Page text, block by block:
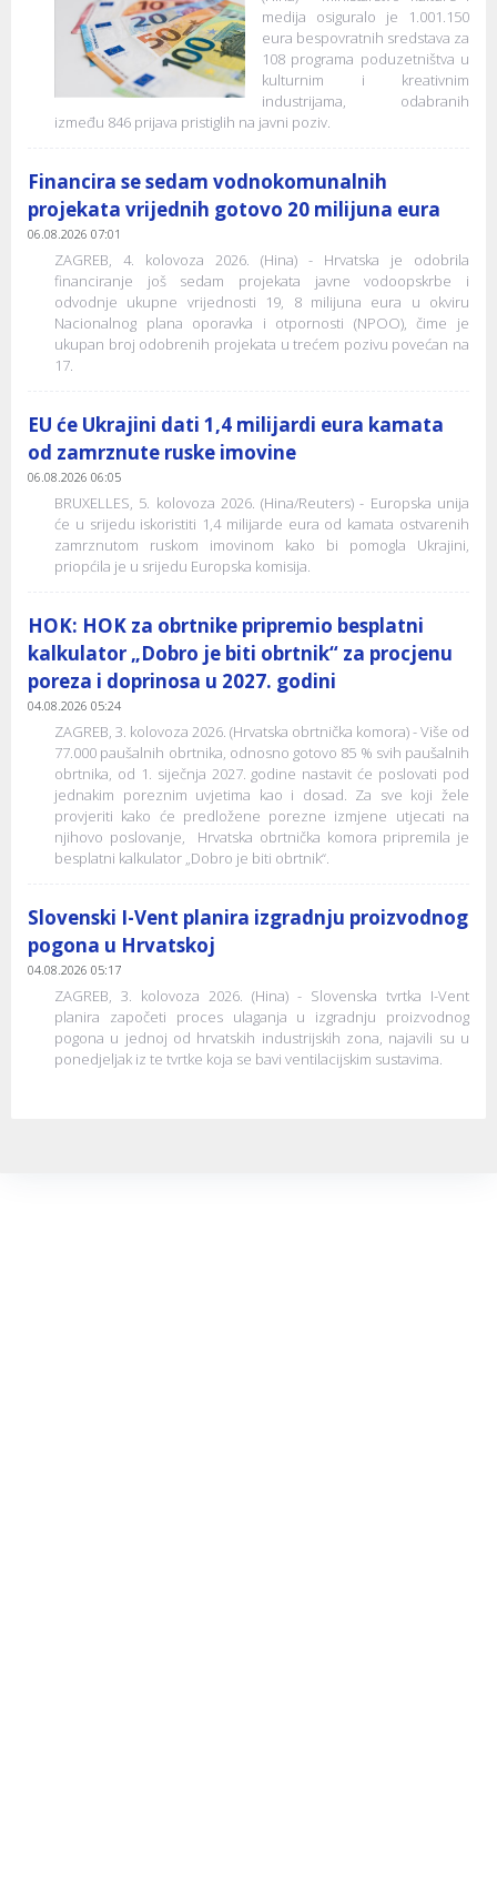
medija osiguralo je 1.001.150
eura bespovratnih sredstava za
108 programa poduzetništva u
kulturnim i kreativnim
industrijama, odabranih
između 846 prijava pristiglih na javni poziv.
Financira se sedam vodnokomunalnih
projekata vrijednih gotovo 20 milijuna eura
06.08.2026 07:01
ZAGREB, 4. kolovoza 2026. (Hina) - Hrvatska je odobrila
financiranje još sedam projekata javne vodoopskrbe i
odvodnje ukupne vrijednosti 19, 8 milijuna eura u okviru
Nacionalnog plana oporavka i otpornosti (NPOO), čime je
ukupan broj odobrenih projekata u trećem pozivu povećan na
17.
EU će Ukrajini dati 1,4 milijardi eura kamata
od zamrznute ruske imovine
06.08.2026 06:05
BRUXELLES, 5. kolovoza 2026. (Hina/Reuters) - Europska unija
će u srijedu iskoristiti 1,4 milijarde eura od kamata ostvarenih
zamrznutom ruskom imovinom kako bi pomogla Ukrajini,
priopćila je u srijedu Europska komisija.
HOK: HOK za obrtnike pripremio besplatni
kalkulator „Dobro je biti obrtnik“ za procjenu
poreza i doprinosa u 2027. godini
04.08.2026 05:24
ZAGREB, 3. kolovoza 2026. (Hrvatska obrtnička komora) - Više od
77.000 paušalnih obrtnika, odnosno gotovo 85 % svih paušalnih
obrtnika, od 1. siječnja 2027. godine nastavit će poslovati pod
jednakim poreznim uvjetima kao i dosad. Za sve koji žele
provjeriti kako će predložene porezne izmjene utjecati na
njihovo poslovanje, Hrvatska obrtnička komora pripremila je
besplatni kalkulator „Dobro je biti obrtnik“.
Slovenski I-Vent planira izgradnju proizvodnog
pogona u Hrvatskoj
04.08.2026 05:17
ZAGREB, 3. kolovoza 2026. (Hina) - Slovenska tvrtka I-Vent
planira započeti proces ulaganja u izgradnju proizvodnog
pogona u jednoj od hrvatskih industrijskih zona, najavili su u
ponedjeljak iz te tvrtke koja se bavi ventilacijskim sustavima.